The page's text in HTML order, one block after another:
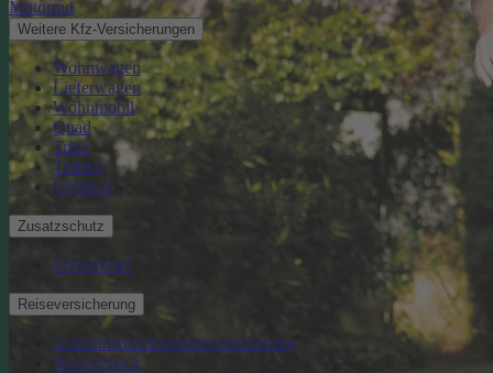
Motorrad
Weitere Kfz-Versicherungen
Wohnwagen
Lieferwagen
Wohnmobil
Quad
Trike
Traktor
Oldtimer
Zusatzschutz
Schutzbrief
Reiseversicherung
Auslandsreisekrankenversicherung
Reisegepäck